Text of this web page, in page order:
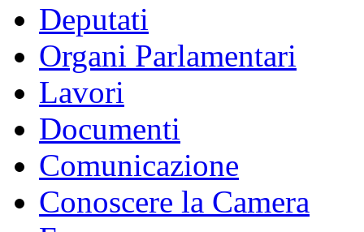
Deputati
Organi Parlamentari
Lavori
Documenti
Comunicazione
Conoscere la Camera